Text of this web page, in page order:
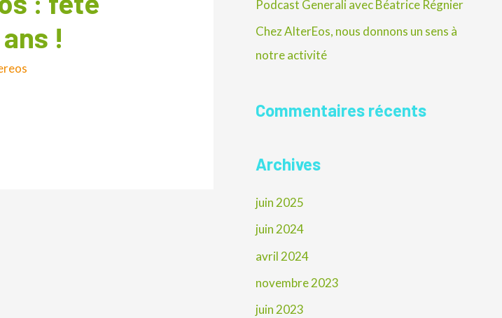
!
Podcast Generali avec Béatrice Régnier
Chez AlterEos, nous donnons un sens à
notre activité
Commentaires récents
Archives
juin 2025
juin 2024
avril 2024
novembre 2023
juin 2023